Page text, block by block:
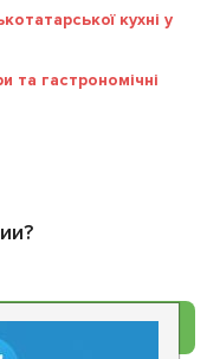
кухні у
та гастрономічні